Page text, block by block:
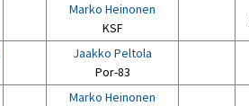
Marko Heinonen
KSF
Jaakko Peltola
Por-83
Marko Heinonen